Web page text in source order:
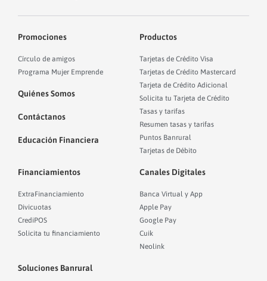
Promociones
Círculo de amigos
Programa Mujer Emprende
Quiénes Somos
Contáctanos
Educación Financiera
Productos
Tarjetas de Crédito Visa
Tarjetas de Crédito Mastercard
Tarjeta de Crédito Adicional
Solicita tu Tarjeta de Crédito
Tasas y tarifas
Resumen tasas y tarifas
Puntos Banrural
Tarjetas de Débito
Financiamientos
ExtraFinanciamiento
Divicuotas
CrediPOS
Solicita tu financiamiento
Canales Digitales
Banca Virtual y App
Apple Pay
Google Pay
Cuik
Neolink
Soluciones Banrural